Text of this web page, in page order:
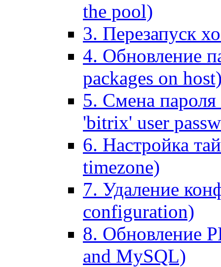
the pool)
3. Перезапуск
4. Обновление
packages on
5. Смена пароля
'bitrix' user
6. Настройка
timezone)
7. Удаление
configuration)
8. Обновление
and MySQL)